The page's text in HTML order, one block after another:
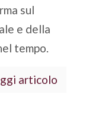
sul
e della
tempo.
articolo